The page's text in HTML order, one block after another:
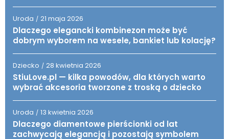
Uroda / 21 maja 2026
Dlaczego elegancki kombinezon może być
dobrym wyborem na wesele, bankiet lub kolację?
Dziecko / 28 kwietnia 2026
StiuLove.pl — kilka powodów, dla których warto
wybrać akcesoria tworzone z troską o dziecko
Uroda / 13 kwietnia 2026
Dlaczego diamentowe pierścionki od lat
zachwycają elegancją i pozostają symbolem